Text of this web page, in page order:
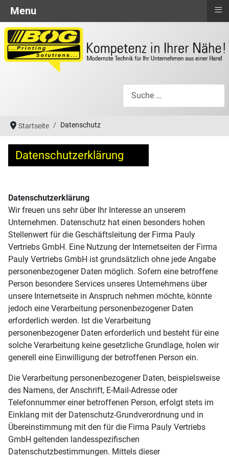
Startseite Datenschutz
Datenschutzerklärung
Datenschutzerklärung
Wir freuen uns sehr über Ihr Interesse an unserem
Unternehmen. Datenschutz hat einen besonders hohen
Stellenwert für die Geschäftsleitung der Firma Pauly
Vertriebs GmbH. Eine Nutzung der Internetseiten der Firma
Pauly Vertriebs GmbH ist grundsätzlich ohne jede Angabe
personenbezogener Daten möglich. Sofern eine betroffene
Person besondere Services unseres Unternehmens über
unsere Internetseite in Anspruch nehmen möchte, könnte
jedoch eine Verarbeitung personenbezogener Daten
erforderlich werden. Ist die Verarbeitung
personenbezogener Daten erforderlich und besteht für eine
solche Verarbeitung keine gesetzliche Grundlage, holen wir
generell eine Einwilligung der betroffenen Person ein.
Die Verarbeitung personenbezogener Daten, beispielsweise
des Namens, der Anschrift, E-Mail-Adresse oder
Telefonnummer einer betroffenen Person, erfolgt stets im
Einklang mit der Datenschutz-Grundverordnung und in
Übereinstimmung mit den für die Firma Pauly Vertriebs
GmbH geltenden landesspezifischen
Datenschutzbestimmungen. Mittels dieser
Menu ≡